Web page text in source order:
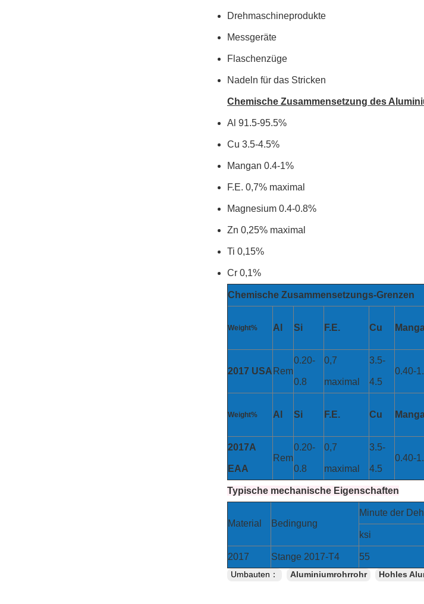
Drehmaschineprodukte
Messgeräte
Flaschenzüge
Nadeln für das Stricken
Chemische Zusammensetzung des
Al 91.5-95.5%
Cu 3.5-4.5%
Mangan 0.4-1%
F.E. 0,7% maximal
Magnesium 0.4-0.8%
Zn 0,25% maximal
Ti 0,15%
Cr 0,1%
Chemische Zusammensetzungs-Grenzen
Weight% Al Si F.E. Cu
2017 USA Rem
0.20-
0.8
0,7
maximal
3.5-
4.5
0.40-
Weight% Al Si F.E. Cu
2017A
EAA
Rem
0.20-
0.8
0,7
maximal
3.5-
4.5
0.40-
Typische mechanische Eigenschaften
Material Bedingung
Minute der
ksi
2017 Stange 2017-T4 55
Umbauten： Aluminiumrohrrohr Hohles